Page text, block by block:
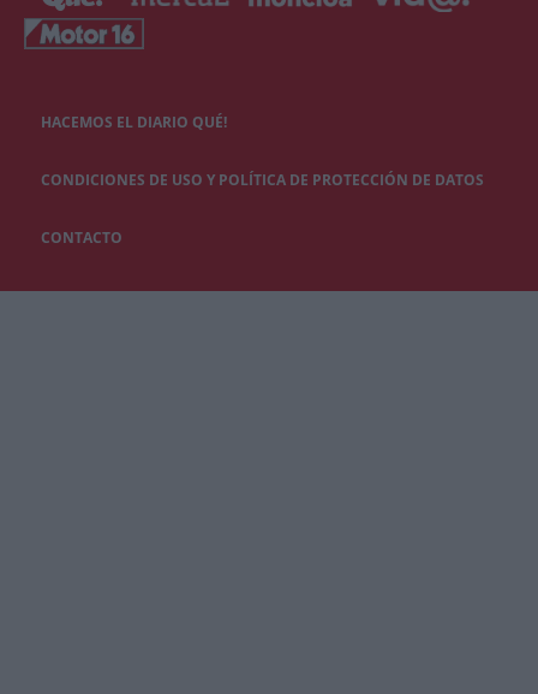
HACEMOS EL DIARIO QUÉ!
CONDICIONES DE USO Y POLÍTICA DE PROTECCIÓN DE DATOS
CONTACTO